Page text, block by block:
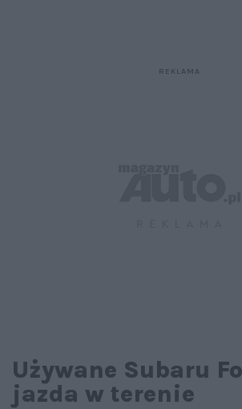
Używane Subaru
jazda w terenie